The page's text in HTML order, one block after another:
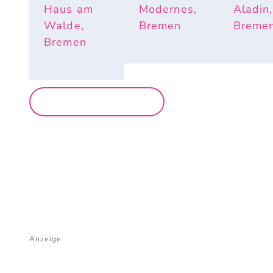
Haus am
Walde,
Bremen
Modernes,
Bremen
Aladin,
Anzeige